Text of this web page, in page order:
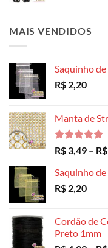
MAIS VENDIDOS
Saquinho
R$ 2,20
Manta de
Avaliação
5.00
de 5
R$ 3,49 – R$
Saquinho
R$ 2,20
Cordão de
Preto 1mm